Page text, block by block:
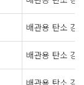
배관용 탄소 강
배관용 탄소 강
배관용 탄소 강